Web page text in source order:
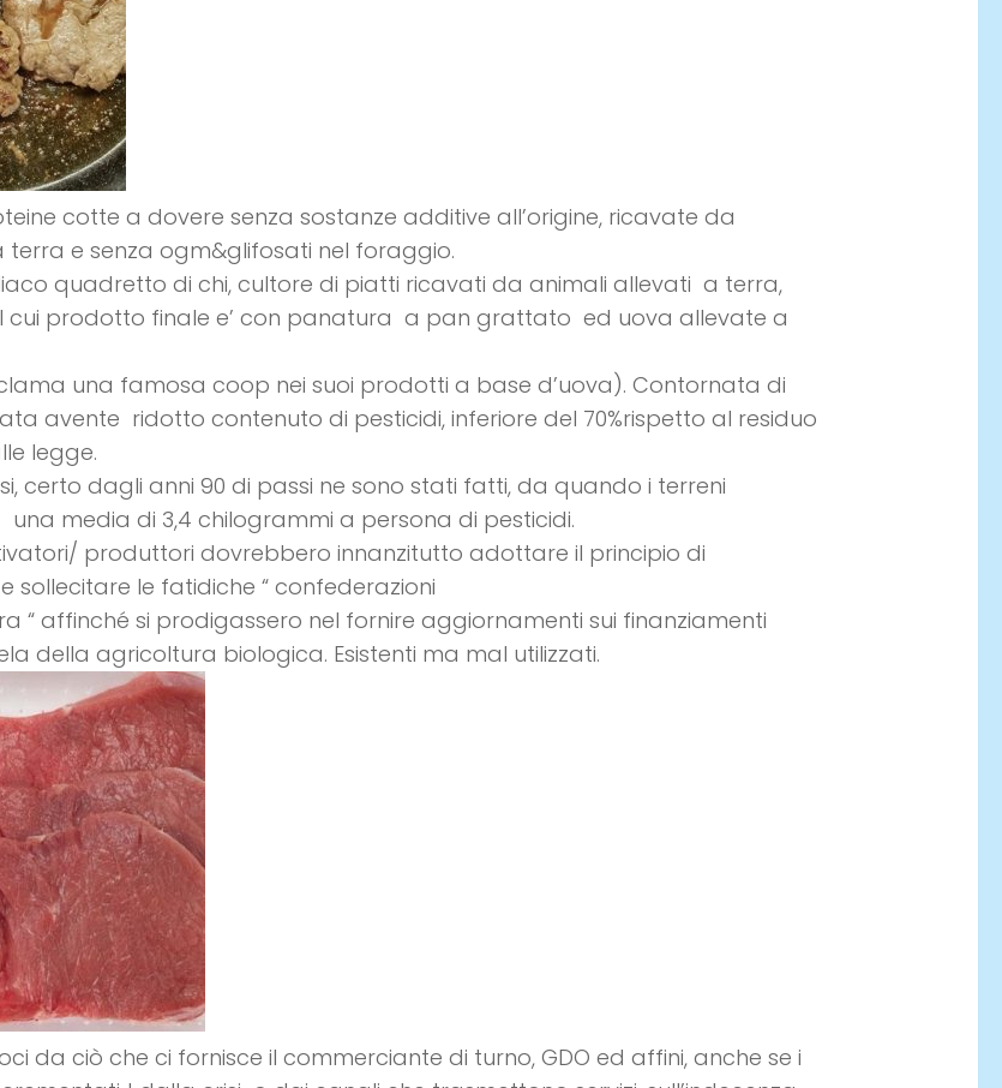
cotte a dovere senza sostanze additive all’origine, ricavate da
terra e senza ogm&glifosati nel foraggio.
quadretto di chi, cultore di piatti ricavati da animali allevati a terra,
il cui prodotto finale e’ con panatura a pan grattato ed uova allevate a
una famosa coop nei suoi prodotti a base d’uova). Contornata di
avente ridotto contenuto di pesticidi, inferiore del 70%rispetto al residuo
legge.
certo dagli anni 90 di passi ne sono stati fatti, da quando i terreni
media di 3,4 chilogrammi a persona di pesticidi.
produttori dovrebbero innanzitutto adottare il principio di
sollecitare le fatidiche “ confederazioni
“ affinché si prodigassero nel fornire aggiornamenti sui finanziamenti
della agricoltura biologica. Esistenti ma mal utilizzati.
da ciò che ci fornisce il commerciante di turno, GDO ed affini, anche se i